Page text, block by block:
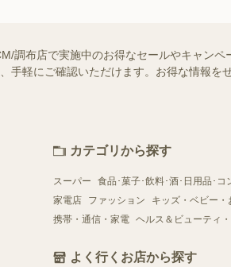
調布店で実施中のお得なセールやキャン
軽にご確認いただけます。お得な情報を
カテゴリから探す
スーパー 食品･菓子･飲料･酒･日用品･コ
家電店
ファッション キッズ・ベビー・
携帯・通信・家電 ヘルス＆ビューティ
よく行くお店から探す